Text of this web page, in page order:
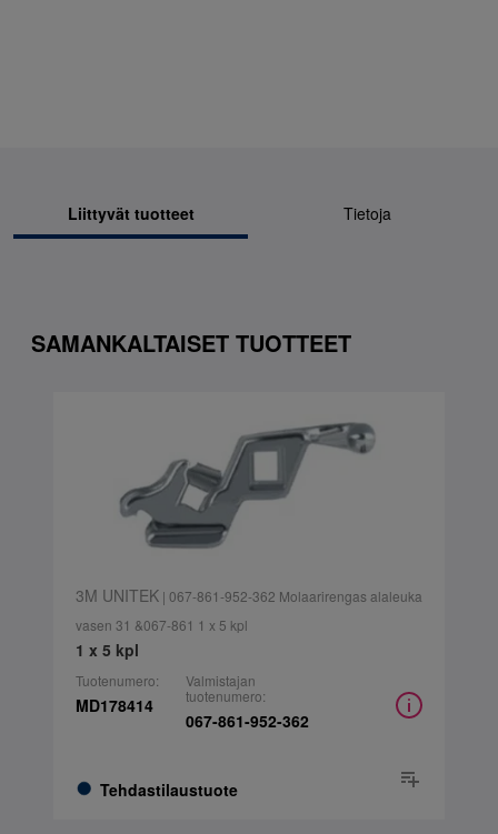
Liittyvät tuotteet Tietoja
SAMANKALTAISET TUOTTEET
3M UNITEK| 067-861-952-362 Molaarirengas alaleuka
vasen 31 &067-861 1 x 5 kpl
1 x 5 kpl
Tuotenumero:
MD178414
Tehdastilaustuote
Valmistajan
tuotenumero:
067-861-952-362